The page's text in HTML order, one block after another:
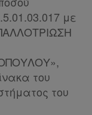
με
του
του